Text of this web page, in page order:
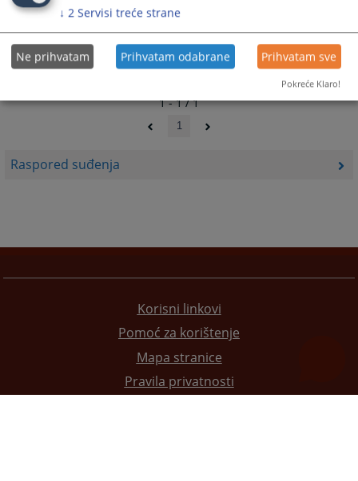
Raspored suđenja
1 - 1 / 1
1
Korisni linkovi
Pomoć za korištenje
Mapa stranice
Pravila privatnosti
↓ 2 Servisi treće strane
Ne prihvatam Prihvatam odabrane Prihvatam sve
Pokreće Klaro!